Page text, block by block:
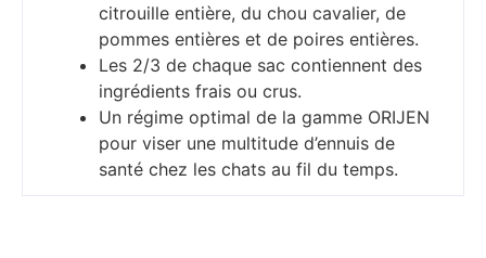
citrouille entière, du chou cavalier, de
pommes entières et de poires entières.
Les 2/3 de chaque sac contiennent des
ingrédients frais ou crus.
Un régime optimal de la gamme ORIJEN
pour viser une multitude d’ennuis de
santé chez les chats au fil du temps.